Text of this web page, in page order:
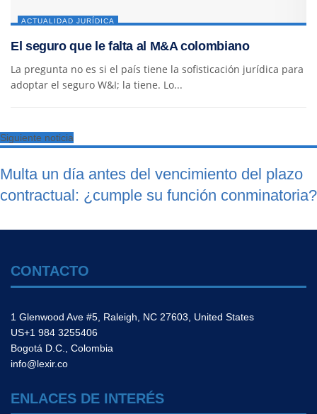
ACTUALIDAD JURÍDICA
El seguro que le falta al M&A colombiano
La pregunta no es si el país tiene la sofisticación jurídica para
adoptar el seguro W&I; la tiene. Lo...
Siguiente noticia
Multa un día antes del vencimiento del plazo
contractual: ¿cumple su función conminatoria?
CONTACTO
1 Glenwood Ave #5, Raleigh, NC 27603, United States
US+1 984 3255406
Bogotá D.C., Colombia
info@lexir.co
ENLACES DE INTERÉS